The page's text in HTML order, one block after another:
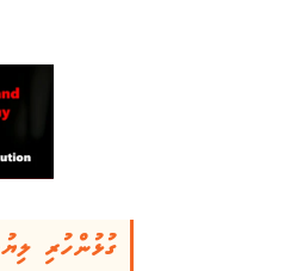
ގުޅުންހުރި